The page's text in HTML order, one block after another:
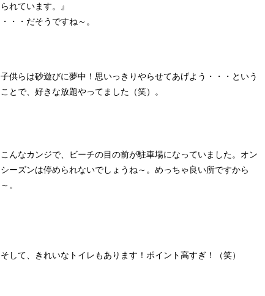
られています。』
・・・だそうですね～。
子供らは砂遊びに夢中！思いっきりやらせてあげよう・・・という
ことで、好きな放題やってました（笑）。
こんなカンジで、ビーチの目の前が駐車場になっていました。オン
シーズンは停められないでしょうね～。めっちゃ良い所ですから
～。
そして、きれいなトイレもあります！ポイント高すぎ！（笑）